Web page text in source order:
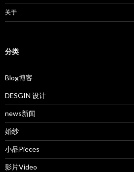
关于
分类
Blog博客
DESGIN 设计
news新闻
婚纱
小品Pieces
影片Video